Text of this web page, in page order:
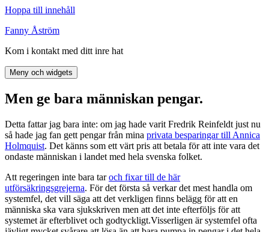
Hoppa till innehåll
Fanny Åström
Kom i kontakt med ditt inre hat
Meny och widgets
Men ge bara människan pengar.
Detta fattar jag bara inte: om jag hade varit Fredrik Reinfeldt just nu
så hade jag fan gett pengar från mina privata besparingar till Annica
Holmquist. Det känns som ett värt pris att betala för att inte vara det
ondaste människan i landet med hela svenska folket.
Att regeringen inte bara taroch fixar till de här
utförsäkringsgrejerna. För det första så verkar det mest handla om
systemfel, det vill säga att det verkligen finns belägg för att en
människa ska vara sjukskriven men att det inte efterföljs för att
systemet är efterblivet och godtyckligt.Visserligen är systemfel ofta